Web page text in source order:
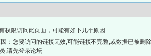
权限访问此页面，可能有如下几个原因:
：您要访问的链接无效,可能链接不完整,或数据已被删
,请先登录论坛